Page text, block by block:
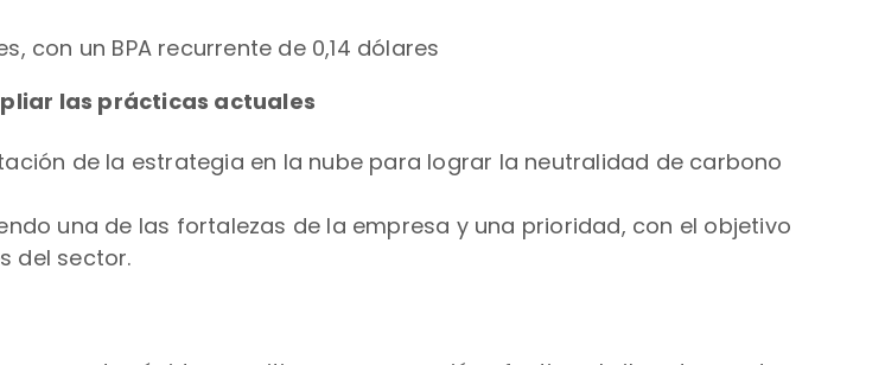
con un BPA recurrente de 0,14 dólares
las prácticas actuales
de la estrategia en la nube para lograr la neutralidad de carbono
una de las fortalezas de la empresa y una prioridad, con el objetivo
del sector.